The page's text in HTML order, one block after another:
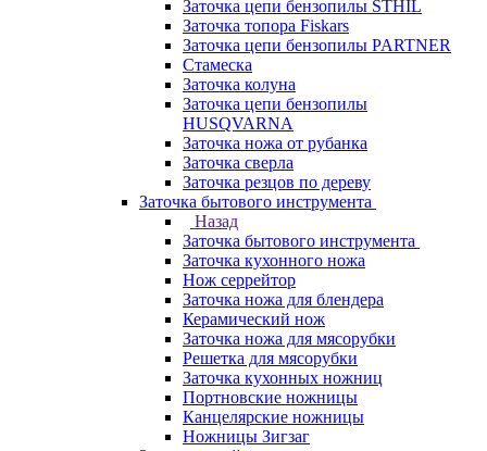
Заточка цепи бензопилы STHIL
Заточка топора Fiskars
Заточка цепи бензопилы PARTNER
Стамеска
Заточка колуна
Заточка цепи бензопилы
HUSQVARNA
Заточка ножа от рубанка
Заточка сверла
Заточка резцов по дереву
Заточка бытового инструмента
Назад
Заточка бытового инструмента
Заточка кухонного ножа
Нож серрейтор
Заточка ножа для блендера
Керамический нож
Заточка ножа для мясорубки
Решетка для мясорубки
Заточка кухонных ножниц
Портновские ножницы
Канцелярские ножницы
Ножницы Зигзаг